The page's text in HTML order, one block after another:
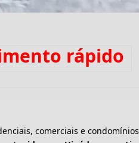
rápido
comerciais e condomínios